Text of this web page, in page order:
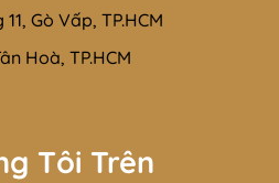
Gò Vấp, TP.HCM
Hoà, TP.HCM
Tôi Trên